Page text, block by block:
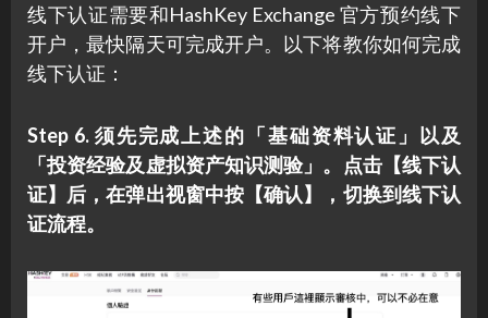
线下认证需要和HashKey Exchange 官方预约线下
开户，最快隔天可完成开户。以下将教你如何完成
线下认证：
Step 6. 须先完成上述的「基础资料认证」以及
「投资经验及虚拟资产知识测验」。点击【线下认
证】后，在弹出视窗中按【确认】，切换到线下认
证流程。